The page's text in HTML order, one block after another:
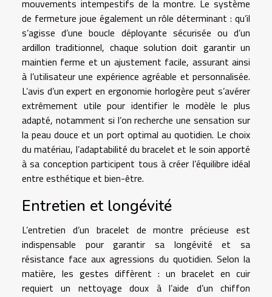
mouvements intempestifs de la montre. Le système
de fermeture joue également un rôle déterminant : qu’il
s’agisse d’une boucle déployante sécurisée ou d’un
ardillon traditionnel, chaque solution doit garantir un
maintien ferme et un ajustement facile, assurant ainsi
à l’utilisateur une expérience agréable et personnalisée.
L’avis d’un expert en ergonomie horlogère peut s’avérer
extrêmement utile pour identifier le modèle le plus
adapté, notamment si l’on recherche une sensation sur
la peau douce et un port optimal au quotidien. Le choix
du matériau, l’adaptabilité du bracelet et le soin apporté
à sa conception participent tous à créer l’équilibre idéal
entre esthétique et bien-être.
Entretien et longévité
L’entretien d’un bracelet de montre précieuse est
indispensable pour garantir sa longévité et sa
résistance face aux agressions du quotidien. Selon la
matière, les gestes diffèrent : un bracelet en cuir
requiert un nettoyage doux à l’aide d’un chiffon